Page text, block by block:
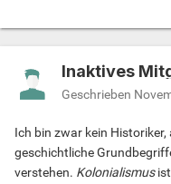
Inaktives
Geschrieben
Ich bin zwar kein
geschichtliche
verstehen. Kolonialismusist